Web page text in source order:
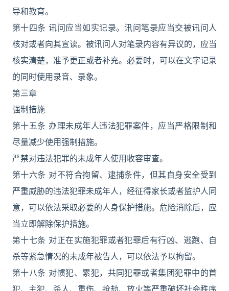
导和教育。
第十四条 讯问应当如实记录。讯问笔录应当交被讯问人
核对或者向其宣读。被讯问人对笔录内容有异议的，应当
核实清楚，准予更正或者补充。必要时，可以在文字记录
的同时使用录音、录象。
第三章
强制措施
第十五条 办理未成年人违法犯罪案件，应当严格限制和
尽量减少使用强制措施。
严禁对违法犯罪的未成年人使用收容审查。
第十六条 对不符合拘留、逮捕条件，但其自身安全受到
严重威胁的违法犯罪未成年人，经征得家长或者监护人同
意，可以依法采取必要的人身保护措施。危险消除后，应
当立即解除保护措施。
第十七条 对正在实施犯罪或者犯罪后有行凶、逃跑、自
杀等紧急情况的未成年被告人，可以依法予以拘留。
第十八条 对惯犯、累犯，共同犯罪或者集团犯罪中的首
犯、主犯、杀人、重伤、抢劫、放火等严重破坏社会秩序